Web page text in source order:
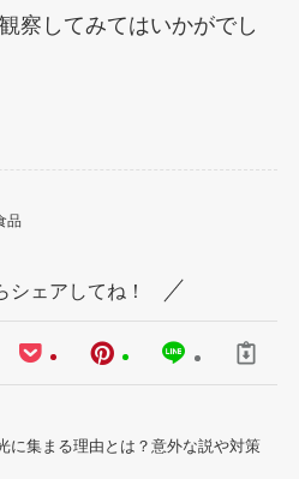
察してみてはいかがでし
品
シェアしてね！
に集まる理由とは？意外な説や対策